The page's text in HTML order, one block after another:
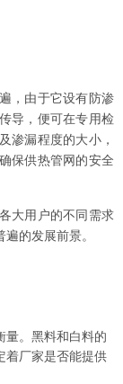
，由于它设有防渗
导，便可在专用检
渗漏程度的大小，
保供热管网的安全
大用户的不同需求
的发展前景。
量。黑料和白料的
着厂家是否能提供